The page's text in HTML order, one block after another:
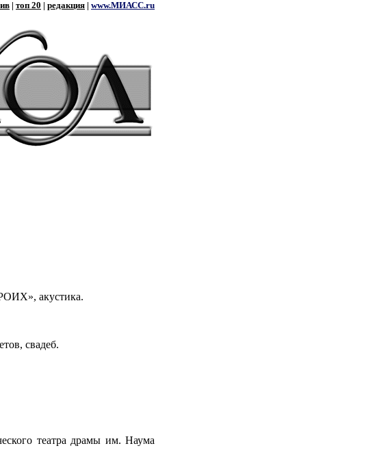
| топ 20 | редакция | www.МИАСС.ru
акустика.
свадеб.
театра драмы им. Наума